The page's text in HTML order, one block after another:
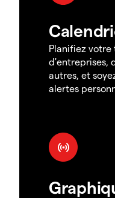
Planifiez
d'entreprises,
autres, et
alertes